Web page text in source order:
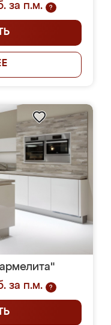
за п.м.
?
за п.м.
?